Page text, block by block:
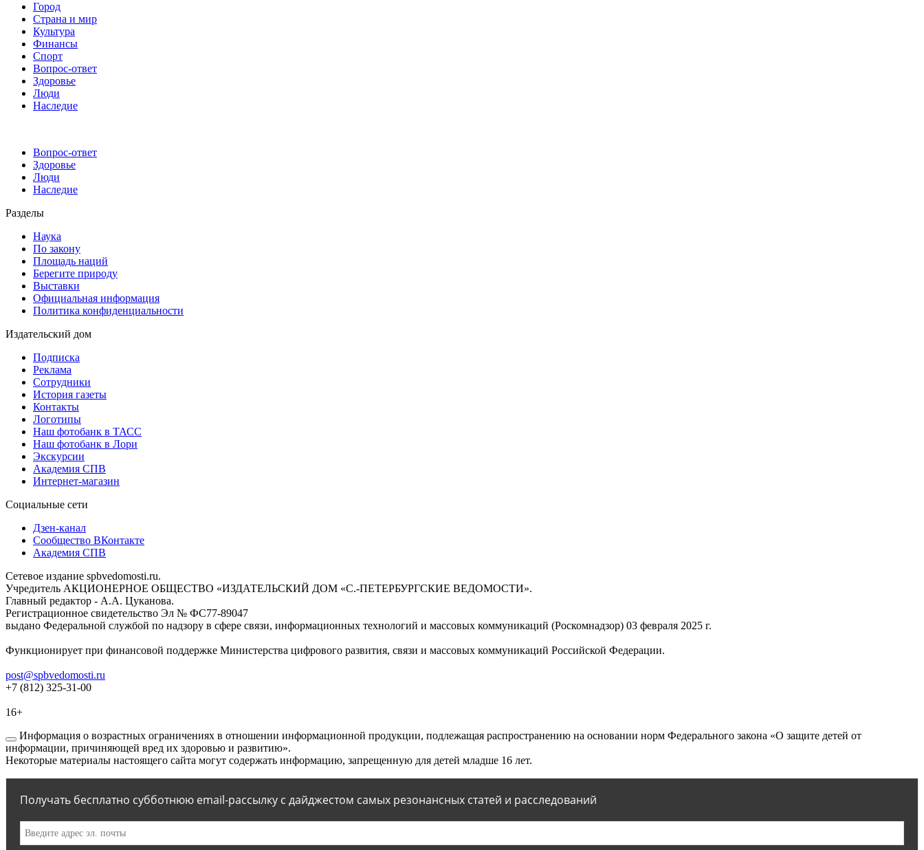
Город
Страна и мир
Культура
Финансы
Спорт
Вопрос-ответ
Здоровье
Люди
Наследие
Вопрос-ответ
Здоровье
Люди
Наследие
Разделы
Наука
По закону
Площадь наций
Берегите природу
Выставки
Официальная информация
Политика конфиденциальности
Издательский дом
Подписка
Реклама
Сотрудники
История газеты
Контакты
Логотипы
Наш фотобанк в ТАСС
Наш фотобанк в Лори
Экскурсии
Академия СПВ
Интернет-магазин
Социальные сети
Дзен-канал
Сообщество ВКонтакте
Академия СПВ
Сетевое издание spbvedomosti.ru.
Учредитель АКЦИОНЕРНОЕ ОБЩЕСТВО «ИЗДАТЕЛЬСКИЙ ДОМ «С.-ПЕТЕРБУРГСКИЕ ВЕДОМОСТИ».
Главный редактор - А.А. Цуканова.
Регистрационное свидетельство Эл № ФС77-89047
выдано Федеральной службой по надзору в сфере связи, информационных технологий и массовых коммуникаций (Роскомнадзор) 03 февраля 2025 г.
Функционирует при финансовой поддержке Министерства цифрового развития, связи и массовых коммуникаций Российской Федерации.
post@spbvedomosti.ru
+7 (812) 325-31-00
16+
Информация о возрастных ограничениях в отношении информационной продукции, подлежащая распространению на основании норм Федерального закона «О защите детей от
информации, причиняющей вред их здоровью и развитию».
Некоторые материалы настоящего сайта могут содержать информацию, запрещенную для детей младше 16 лет.
Получать бесплатно субботнюю email-рассылку с дайджестом самых резонансных статей и расследований